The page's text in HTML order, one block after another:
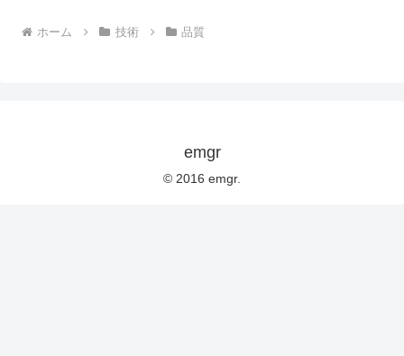
ホーム 技術 品質
emgr
© 2016 emgr.